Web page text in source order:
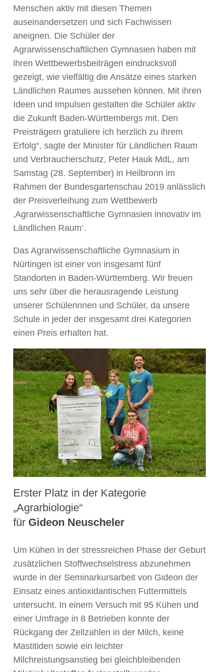
Menschen aktiv mit diesen Themen
auseinandersetzen und sich Fachwissen
aneignen. Die Schüler der
Agrarwissenschaftlichen Gymnasien haben mit
ihren Wettbewerbsbeiträgen eindrucksvoll
gezeigt, wie vielfältig die Ansätze eines starken
Ländlichen Raumes aussehen können. Mit ihren
Ideen und Impulsen gestalten die Schüler aktiv
die Zukunft Baden-Württembergs mit. Den
Preisträgern gratuliere ich herzlich zu ihrem
Erfolg“, sagte der Minister für Ländlichen Raum
und Verbraucherschutz, Peter Hauk MdL, am
Samstag (28. September) in Heilbronn im
Rahmen der Bundesgartenschau 2019 anlässlich
der Preisverleihung zum Wettbewerb
‚Agrarwissenschaftliche Gymnasien innovativ im
Ländlichen Raum‘.
Das Agrarwissenschaftliche Gymnasium in
Nürtingen ist einer von insgesamt fünf
Standorten in Baden-Württemberg. Wir freuen
uns sehr über die herausragende Leistung
unserer Schülerinnen und Schüler, da unsere
Schule in jeder der insgesamt drei Kategorien
einen Preis erhalten hat.
Erster Platz in der Kategorie
„Agrarbiologie“
für Gideon Neuscheler
Um Kühen in der stressreichen Phase der Geburt
zusätzlichen Stoffwechselstress abzunehmen
wurde in der Seminarkursarbeit von Gideon der
Einsatz eines antioxidantischen Futtermittels
untersucht. In einem Versuch mit 95 Kühen und
einer Umfrage in 8 Betrieben konnte der
Rückgang der Zellzahlen in der Milch, keine
Mastitiden sowie ein leichter
Milchreistungsanstieg bei gleichbleibenden